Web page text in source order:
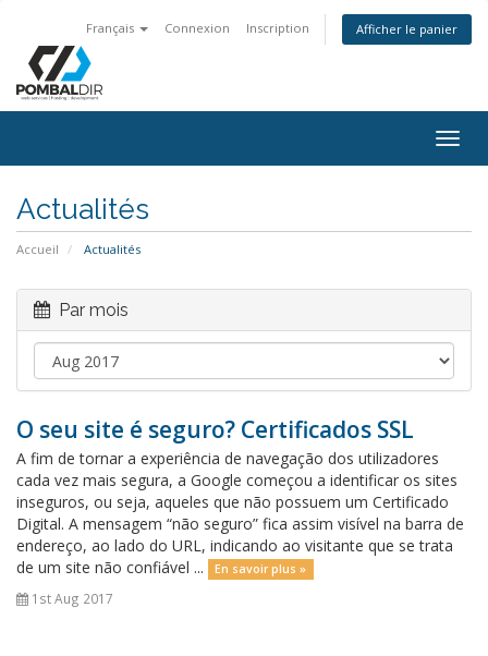
Français Connexion Inscription Afficher le panier
Actualités
Accueil Actualités
Par mois
O seu site é seguro? Certificados SSL
A fim de tornar a experiência de navegação dos utilizadores
cada vez mais segura, a Google começou a identificar os sites
inseguros, ou seja, aqueles que não possuem um Certificado
Digital. A mensagem “não seguro” fica assim visível na barra de
endereço, ao lado do URL, indicando ao visitante que se trata
de um site não confiável ...
En savoir plus »
1st Aug 2017